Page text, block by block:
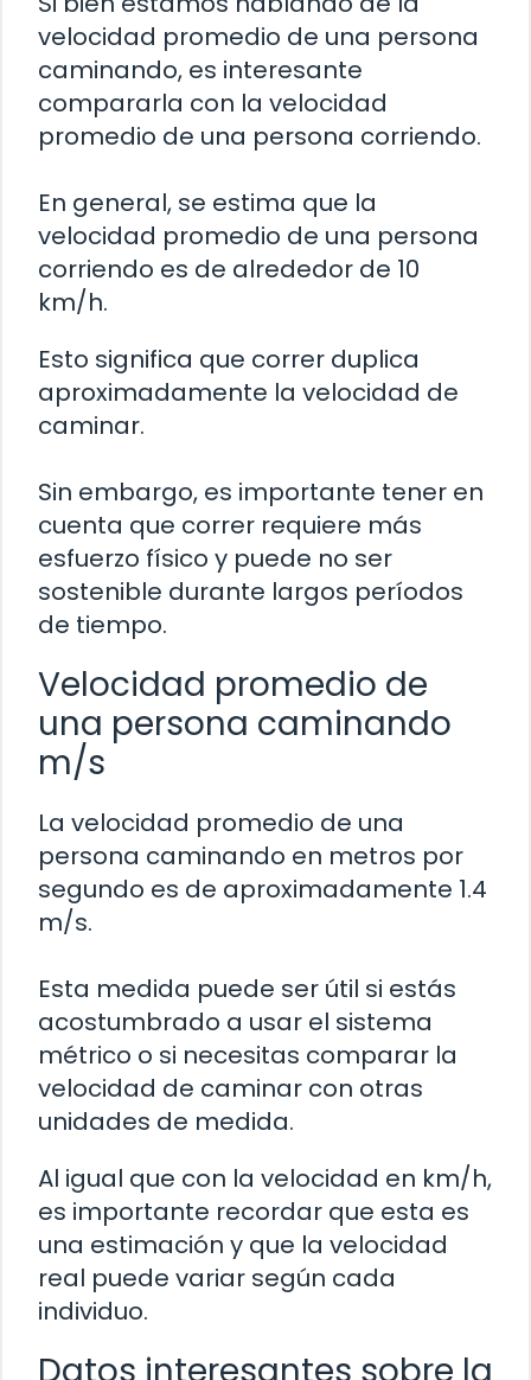
velocidad promedio de una persona
caminando, es interesante
compararla con la velocidad
promedio de una persona corriendo.
En general, se estima que la
velocidad promedio de una persona
corriendo es de alrededor de 10
km/h.
Esto significa que correr duplica
aproximadamente la velocidad de
caminar.
Sin embargo, es importante tener en
cuenta que correr requiere más
esfuerzo físico y puede no ser
sostenible durante largos períodos
de tiempo.
Velocidad promedio de
una persona caminando
m/s
La velocidad promedio de una
persona caminando en metros por
segundo es de aproximadamente 1.4
m/s.
Esta medida puede ser útil si estás
acostumbrado a usar el sistema
métrico o si necesitas comparar la
velocidad de caminar con otras
unidades de medida.
Al igual que con la velocidad en km/h,
es importante recordar que esta es
una estimación y que la velocidad
real puede variar según cada
individuo.